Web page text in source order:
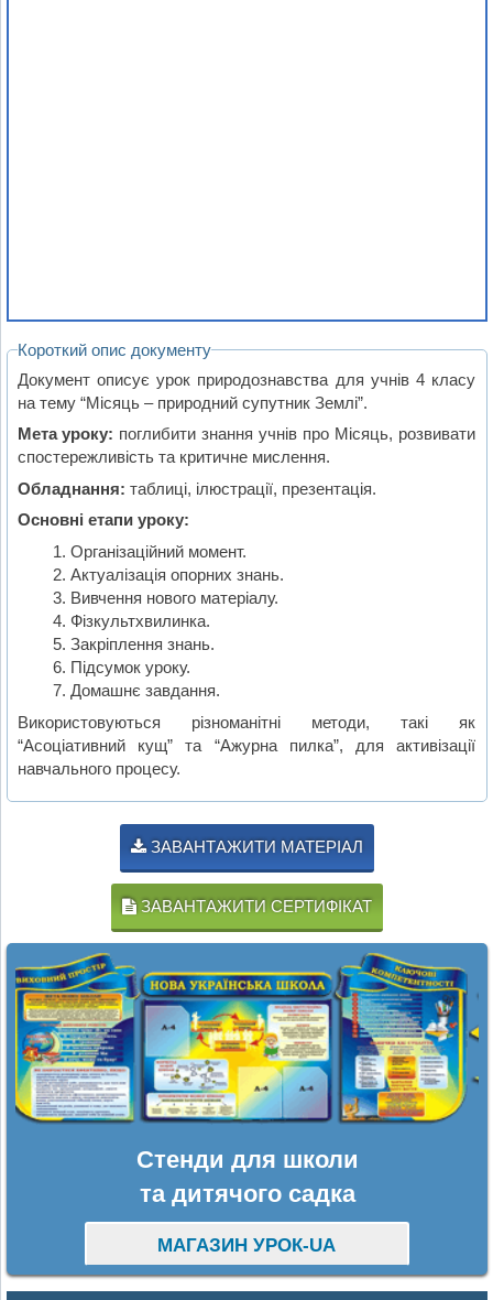
Короткий опис документу
Документ описує урок природознавства для учнів 4 класу
на тему “Місяць – природний супутник Землі”.
Мета уроку: поглибити знання учнів про Місяць, розвивати
спостережливість та критичне мислення.
Обладнання: таблиці, ілюстрації, презентація.
Основні етапи уроку:
Організаційний момент.
Актуалізація опорних знань.
Вивчення нового матеріалу.
Фізкультхвилинка.
Закріплення знань.
Підсумок уроку.
Домашнє завдання.
Використовуються різноманітні методи, такі як
“Асоціативний кущ” та “Ажурна пилка”, для активізації
навчального процесу.
ЗАВАНТАЖИТИ МАТЕРІАЛ
ЗАВАНТАЖИТИ СЕРТИФІКАТ
Стенди для школи
та дитячого садка
МАГАЗИН УРОК-UA